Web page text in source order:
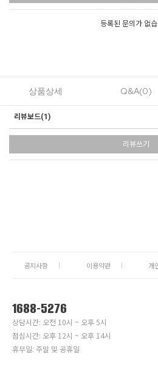
등록된 문의가 없
상품상세 Q&A(0)
리뷰보드(1)
리뷰쓰기
공지사항 이용약관 개
1688-5276
상담시간: 오전 10시 ~ 오후 5시
점심시간: 오후 12시 ~ 오후 14시
휴무일: 주말 및 공휴일